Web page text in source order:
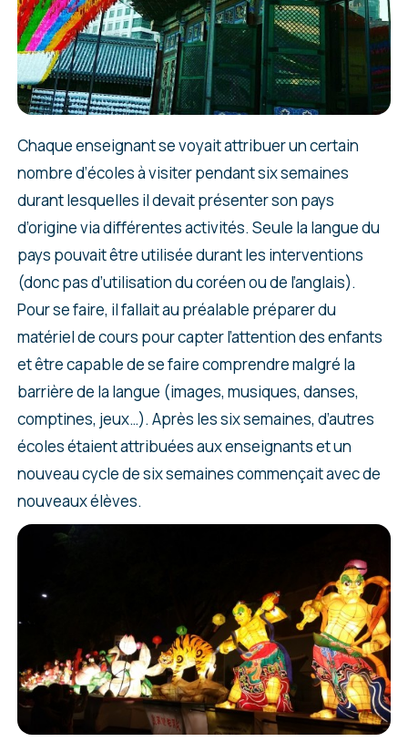
Chaque enseignant se voyait attribuer un certain
nombre d’écoles à visiter pendant six semaines
durant lesquelles il devait présenter son pays
d’origine via différentes activités. Seule la langue du
pays pouvait être utilisée durant les interventions
(donc pas d’utilisation du coréen ou de l’anglais).
Pour se faire, il fallait au préalable préparer du
matériel de cours pour capter l’attention des enfants
et être capable de se faire comprendre malgré la
barrière de la langue (images, musiques, danses,
comptines, jeux…). Après les six semaines, d’autres
écoles étaient attribuées aux enseignants et un
nouveau cycle de six semaines commençait avec de
nouveaux élèves.